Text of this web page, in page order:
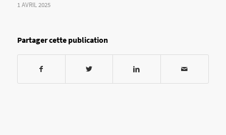
1 AVRIL 2025
Partager cette publication